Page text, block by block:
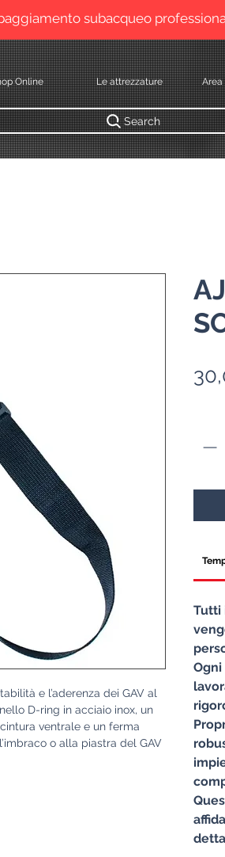
subacqueo
Online Le attrezzature Area
Search
e l’aderenza dei GAV al
D-ring in acciaio inox, un
ventrale e un ferma
o alla piastra del GAV
Tutti